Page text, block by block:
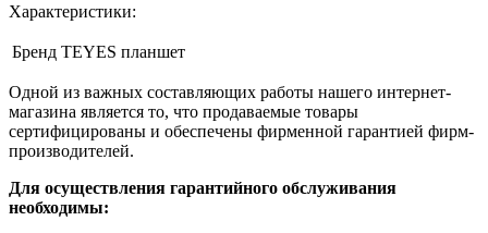
Характеристики:
Бренд TEYES планшет
Одной из важных составляющих работы нашего интернет-
магазина является то, что продаваемые товары
сертифицированы и обеспечены фирменной гарантией фирм-
производителей.
Для осуществления гарантийного обслуживания
необходимы: